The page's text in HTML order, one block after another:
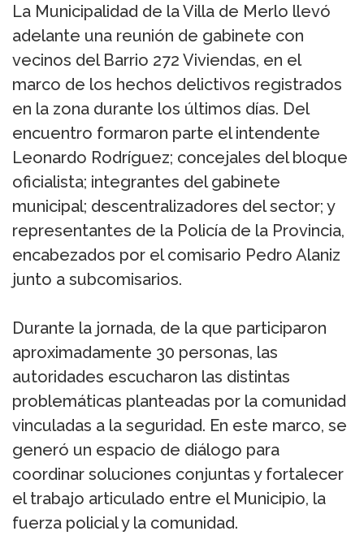
La Municipalidad de la Villa de Merlo llevó
adelante una reunión de gabinete con
vecinos del Barrio 272 Viviendas, en el
marco de los hechos delictivos registrados
en la zona durante los últimos días. Del
encuentro formaron parte el intendente
Leonardo Rodríguez; concejales del bloque
oficialista; integrantes del gabinete
municipal; descentralizadores del sector; y
representantes de la Policía de la Provincia,
encabezados por el comisario Pedro Alaniz
junto a subcomisarios.
Durante la jornada, de la que participaron
aproximadamente 30 personas, las
autoridades escucharon las distintas
problemáticas planteadas por la comunidad
vinculadas a la seguridad. En este marco, se
generó un espacio de diálogo para
coordinar soluciones conjuntas y fortalecer
el trabajo articulado entre el Municipio, la
fuerza policial y la comunidad.